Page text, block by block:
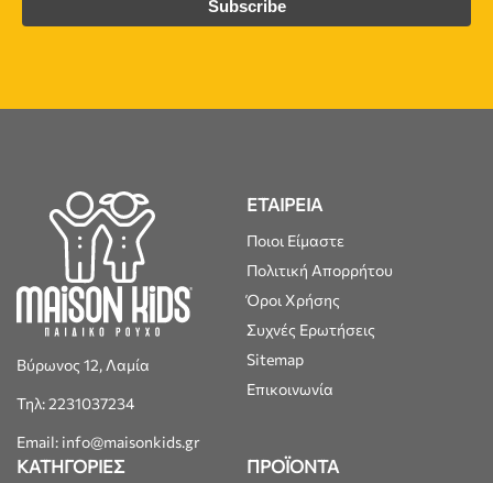
Βύρωνος 12, Λαμία
Τηλ: 2231037234
Email: info@maisonkids.gr
ΕΤΑΙΡΕΙΑ
Ποιοι Είμαστε
Πολιτική Απορρήτου
Όροι Χρήσης
Συχνές Ερωτήσεις
Sitemap
Επικοινωνία
ΚΑΤΗΓΟΡΙΕΣ ΠΡΟΪΟΝΤΑ